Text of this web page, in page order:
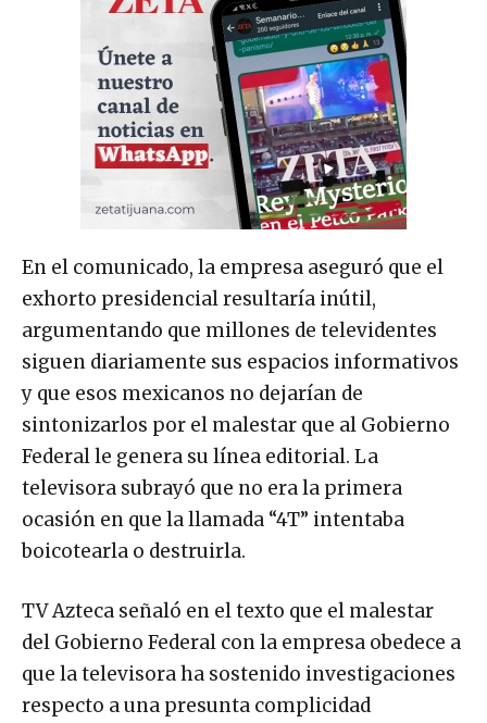
En el comunicado, la empresa aseguró que el
exhorto presidencial resultaría inútil,
argumentando que millones de televidentes
siguen diariamente sus espacios informativos
y que esos mexicanos no dejarían de
sintonizarlos por el malestar que al Gobierno
Federal le genera su línea editorial. La
televisora subrayó que no era la primera
ocasión en que la llamada “4T” intentaba
boicotearla o destruirla.
TV Azteca señaló en el texto que el malestar
del Gobierno Federal con la empresa obedece a
que la televisora ha sostenido investigaciones
respecto a una presunta complicidad